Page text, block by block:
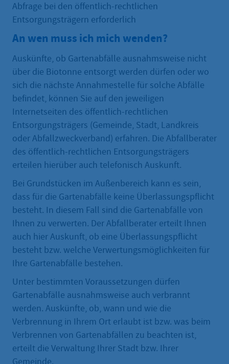
Abfrage bei den öffentlich-rechtlichen
Entsorgungsträgern erforderlich
An wen muss ich mich wenden?
Auskünfte, ob Gartenabfälle ausnahmsweise nicht
über die Biotonne entsorgt werden dürfen oder wo
sich die nächste Annahmestelle für solche Abfälle
befindet, können Sie auf den jeweiligen
Internetseiten des öffentlich-rechtlichen
Entsorgungsträgers (Gemeinde, Stadt, Landkreis
oder Abfallzweckverband) erfahren. Die Abfallberater
des öffentlich-rechtlichen Entsorgungsträgers
erteilen hierüber auch telefonisch Auskunft.
Bei Grundstücken im Außenbereich kann es sein,
dass für die Gartenabfälle keine Überlassungspflicht
besteht. In diesem Fall sind die Gartenabfälle von
Ihnen zu verwerten. Der Abfallberater erteilt Ihnen
auch hier Auskunft, ob eine Überlassungspflicht
besteht bzw. welche Verwertungsmöglichkeiten für
Ihre Gartenabfälle bestehen.
Unter bestimmten Voraussetzungen dürfen
Gartenabfälle ausnahmsweise auch verbrannt
werden. Auskünfte, ob, wann und wie die
Verbrennung in Ihrem Ort erlaubt ist bzw. was beim
Verbrennen von Gartenabfällen zu beachten ist,
erteilt die Verwaltung Ihrer Stadt bzw. Ihrer
Gemeinde.